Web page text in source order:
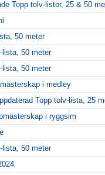
Topp tolv-listor, 25 & 50
50 meter
lista, 50 meter
lista, 50 meter
i medley
Topp tolv-lista, 25
i ryggsim
lista, 50 meter